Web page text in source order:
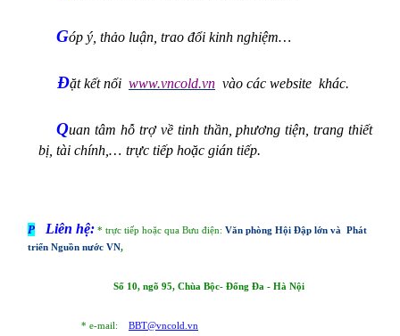
Góp ý, thảo luận, trao đổi kinh nghiệm…
Đặt kết nối www.vncold.vn vào các website khác.
Quan tâm hỗ trợ về tinh thần, phương tiện, trang thiết
bị, tài chính,… trực tiếp hoặc gián tiếp.
P Liên hệ: * trực tiếp hoặc qua Bưu điện: Văn phòng Hội Đập lớn và Phát
triển Nguồn nước VN,
Số 10, ngõ 95, Chùa Bộc- Đống Đa - Hà Nội
* e-mail: BBT@vncold.vn